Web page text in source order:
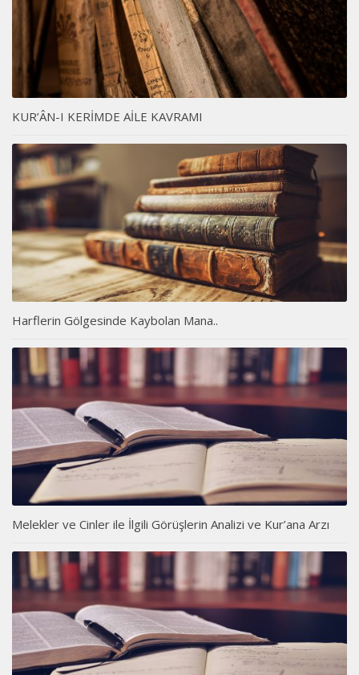
KUR’ÂN-I KERİMDE AİLE KAVRAMI
Harflerin Gölgesinde Kaybolan Mana..
Melekler ve Cinler ile İlgili Görüşlerin Analizi ve Kur’ana Arzı